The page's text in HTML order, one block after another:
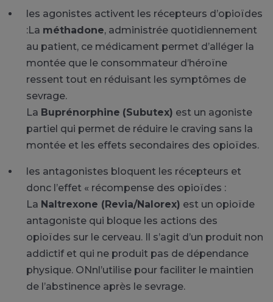
les agonistes activent les récepteurs d’opioïdes
:La méthadone, administrée quotidiennement
au patient, ce médicament permet d’alléger la
montée que le consommateur d’héroïne
ressent tout en réduisant les symptômes de
sevrage.
La Buprénorphine (Subutex) est un agoniste
partiel qui permet de réduire le craving sans la
montée et les effets secondaires des opioïdes.
les antagonistes bloquent les récepteurs et
donc l’effet « récompense des opioïdes :
La Naltrexone (Revia/Nalorex) est un opioïde
antagoniste qui bloque les actions des
opioïdes sur le cerveau. Il s’agit d’un produit non
addictif et qui ne produit pas de dépendance
physique. ONnl’utilise pour faciliter le maintien
de l’abstinence après le sevrage.